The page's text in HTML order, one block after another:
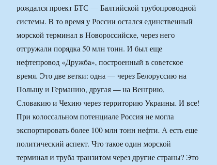
рождался проект БТС — Балтийской трубопроводной
системы. В то время у России остался единственный
морской терминал в Новороссийске, через него
отгружали порядка 50 млн тонн. И был еще
нефтепровод «Дружба», построенный в советское
время. Это две ветки: одна — через Белоруссию на
Польшу и Германию, другая — на Венгрию,
Словакию и Чехию через территорию Украины. И все!
При колоссальном потенциале Россия не могла
экспортировать более 100 млн тонн нефти. А есть еще
политический аспект. Что такое один морской
терминал и труба транзитом через другие страны? Это